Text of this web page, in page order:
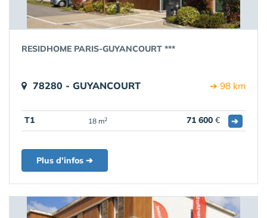
RESIDHOME PARIS-GUYANCOURT ***
78280 - GUYANCOURT ➔ 98 km
T1 18 m2 71 600 € ➔
Plus d'infos ➔